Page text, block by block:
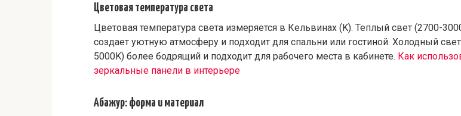
Цветовая температура света
Цветовая температура света измеряется в Кельвинах (K). Теплый свет (2700-
создает уютную атмосферу и подходит для спальни или гостиной. Холодный
5000K) более бодрящий и подходит для рабочего места в кабинете. Как
зеркальные панели в интерьере
Абажур: форма и материал